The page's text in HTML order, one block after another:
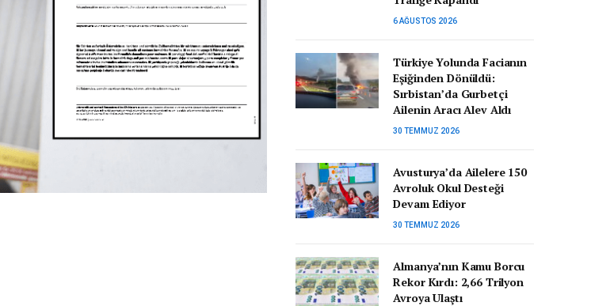
6 AĞUSTOS 2026
Türkiye Yolunda Facianın
Eşiğinden Dönüldü:
Sırbistan’da Gurbetçi
Ailenin Aracı Alev Aldı
30 TEMMUZ 2026
Avusturya’da Ailelere 150
Avroluk Okul Desteği
Devam Ediyor
30 TEMMUZ 2026
Almanya’nın Kamu Borcu
Rekor Kırdı: 2,66 Trilyon
Avroya Ulaştı